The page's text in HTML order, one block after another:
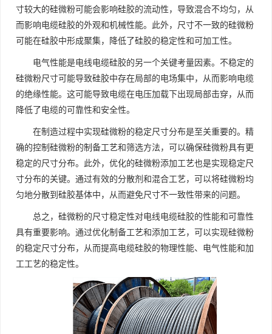
寸较大的硅微粉可能会影响硅胶的流动性，导致混合不均匀，从
而影响电缆硅胶的外观和机械性能。此外，尺寸不一致的硅微粉
可能在硅胶中形成聚集，降低了硅胶的稳定性和可加工性。
电气性能是电线电缆硅胶的另一个关键考量因素。不稳定的
硅微粉尺寸可能导致硅胶中存在局部的电场集中，从而影响电缆
的绝缘性能。这可能导致电缆在电压加载下出现局部击穿，从而
降低了电缆的可靠性和安全性。
在制造过程中实现硅微粉的稳定尺寸分布是至关重要的。精
确的控制硅微粉的制备工艺和筛选方法，可以确保硅微粉具有更
稳定的尺寸分布。此外，优化的硅微粉添加工艺也是实现稳定尺
寸分布的关键。通过有效的分散剂和混合工艺，可以将硅微粉均
匀地分散到硅胶基体中，从而避免尺寸不一致性带来的问题。
总之，硅微粉的尺寸稳定性对电线电缆硅胶的性能和可靠性
具有重要影响。通过优化制备工艺和添加工艺，可以实现硅微粉
的稳定尺寸分布，从而提高电缆硅胶的物理性能、电气性能和加
工工艺的稳定性。